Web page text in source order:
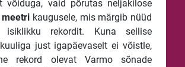
võiduga, vaid põrutas neljakilose
meetri kaugusele, mis märgib nüüd
rekordit. Kuna sellise
just igapäevaselt ei võistle,
rekord olevat Varmo sõnade